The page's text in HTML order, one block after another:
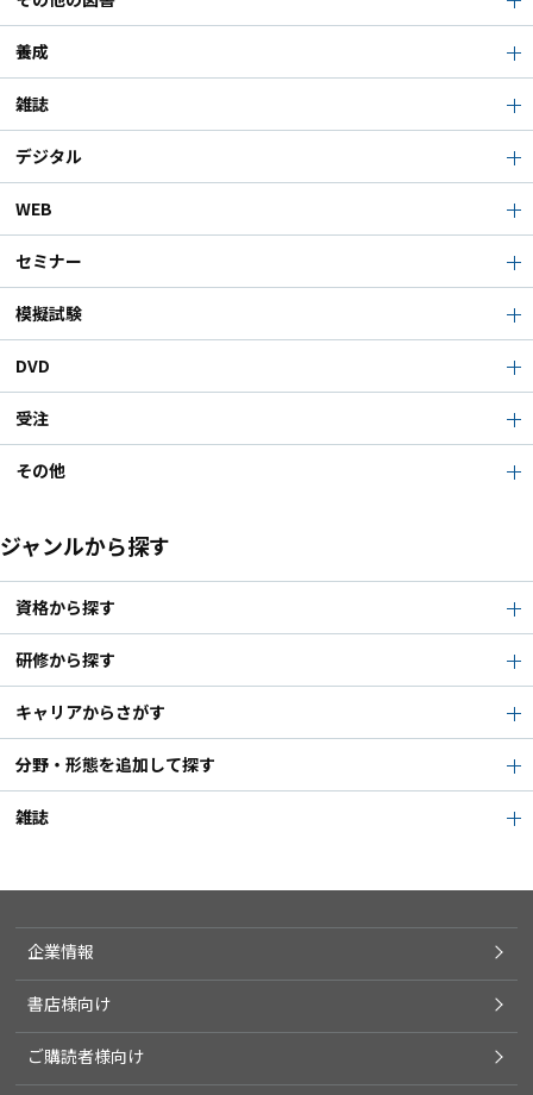
養成
雑誌
デジタル
WEB
セミナー
模擬試験
DVD
受注
その他
ジャンルから探す
資格から探す
研修から探す
キャリアからさがす
分野・形態を追加して探す
雑誌
企業情報
書店様向け
ご購読者様向け